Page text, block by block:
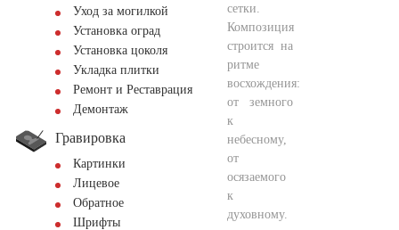
Уход за могилкой
Установка оград
Установка цоколя
Укладка плитки
Ремонт и Реставрация
Демонтаж
Гравировка
Картинки
Лицевое
Обратное
Шрифты
сетки.
Композиция
строится на
ритме
восхождения:
от земного
к
небесному,
от
осязаемого
к
духовному.